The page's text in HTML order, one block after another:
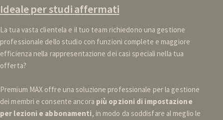
Idealeperstudiaffermati
La tua vasta clientela e il tuo team richiedono una gestione
professionale dello studio con funzioni complete e maggiore
efficienza nella rappresentazione dei casi speciali nella tua
offerta?
Premium MAX offre una soluzione professionale per la gestione
dei membri e consente ancora più opzioni di impostazione
per lezioni e abbonamenti, in modo da soddisfare al meglio le